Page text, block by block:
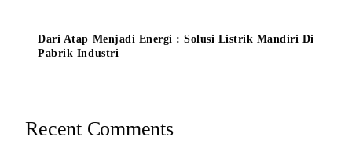
Dari Atap Menjadi Energi : Solusi Listrik Mandiri Di
Pabrik Industri
Recent Comments